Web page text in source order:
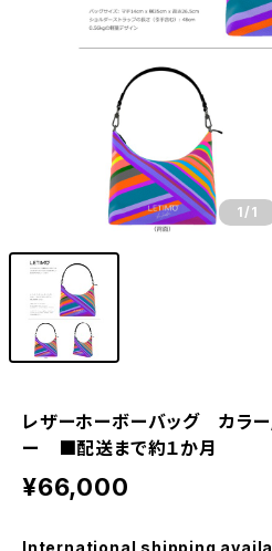
1 /1
レザーホーボーバッグ カラ
ー ■配送まで約１か月
¥66,000
International shipping